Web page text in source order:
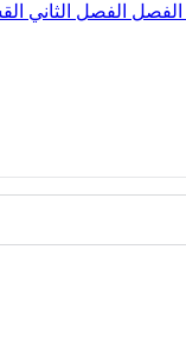
الفصل الفصل الثاني